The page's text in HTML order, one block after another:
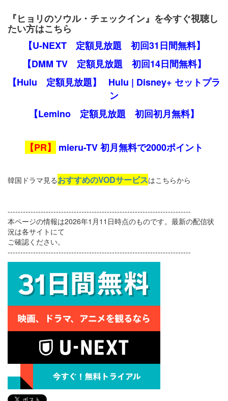
『ヒョリのソウル・チェックイン』を今すぐ視聴し
たい方はこちら
【U-NEXT 定額見放題 初回31日間無料】
【DMM TV 定額見放題 初回14日間無料】
【Hulu 定額見放題】
Hulu | Disney+ セットプラ
ン
【Lemino 定額見放題 初回初月無料】
【PR】 mieru-TV 初月無料で2000ポイント
韓国ドラマ見るおすすめのVODサービスはこちらから
------------------------------------------------------------------------
本ページの情報は2026年1月11日時点のものです。最新の配信状
況は各サイトにて
ご確認ください。
------------------------------------------------------------------------